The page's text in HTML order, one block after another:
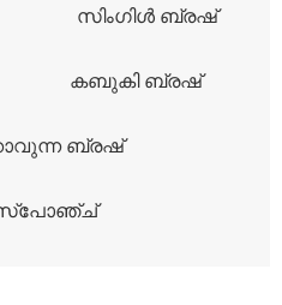
സിംഗിൾ ബ്രഷ്
കബുകി ബ്രഷ്
ബ്രഷ്
സ്പോഞ്ച്